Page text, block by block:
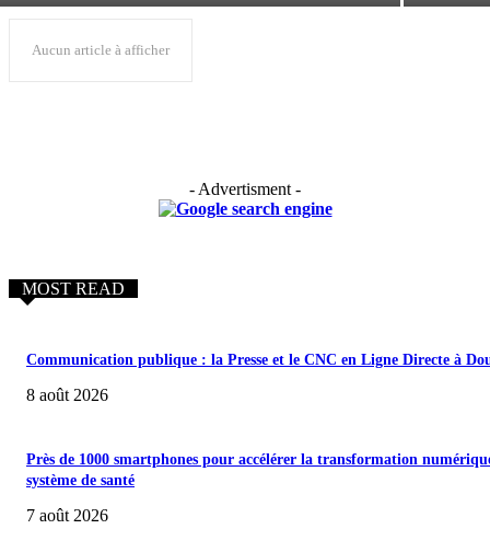
Aucun article à afficher
- Advertisment -
MOST READ
Communication publique : la Presse et le CNC en Ligne Directe à
8 août 2026
Près de 1000 smartphones pour accélérer la transformation
système de santé
7 août 2026